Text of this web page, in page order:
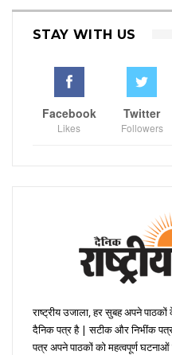
STAY WITH US
Facebook
Likes
Twitter
Followers
राष्ट्रीय उजाला, हर सुबह अपने
दैनिक पत्र है | सटीक और निभींक
पत्र अपने पाठकों को महत्वपूर्ण